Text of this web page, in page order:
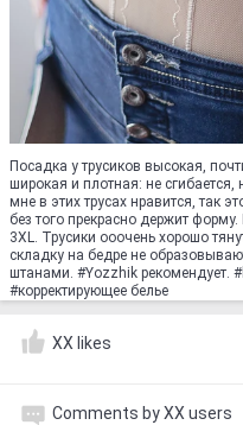
Посадка у трусиков высокая,
широкая и плотная: не сгибается,
мне в этих трусах нравится, так
без того прекрасно держит
3XL. Трусики ооочень хорошо
складку на бедре не
штанами. #Yozzhik рекомендует.
#корректирующее белье
XX likes
Comments by XX users